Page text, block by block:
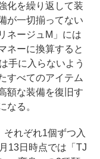
化を繰り返して装
が一切揃ってない
ネージュM」には
ネーに換算すると
手に入らないよう
すべてのアイテム
額な装備を復旧す
なる。
れぞれ1個ずつ入
13日時点では「TJ